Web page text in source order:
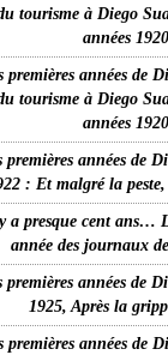
tourisme à Diego
années
premières années de
tourisme à Diego
années
premières années de
: Et malgré la
a presque cent ans…
année des journaux
premières années de
1925, Après la
premières années de